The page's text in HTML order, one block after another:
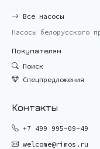
Все насосы
Насосы белорусского
Покупателям
Поиск
Спецпредложения
Контакты
+7 499 995-09-49
welcome@rimos.ru